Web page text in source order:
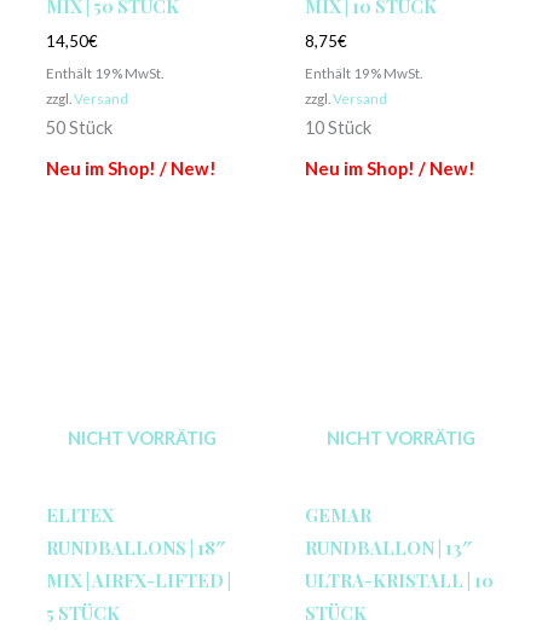
MIX | 50 STÜCK
14,50€
Enthält 19% MwSt.
zzgl. Versand
50 Stück
Neu im Shop! / New!
MIX | 10 STÜCK
8,75€
Enthält 19% MwSt.
zzgl. Versand
10 Stück
Neu im Shop! / New!
NICHT VORRÄTIG
ELITEX
RUNDBALLONS | 18″
MIX | AIRFX-LIFTED |
5 STÜCK
NICHT VORRÄTIG
GEMAR
RUNDBALLON | 13″
ULTRA-KRISTALL | 10
STÜCK